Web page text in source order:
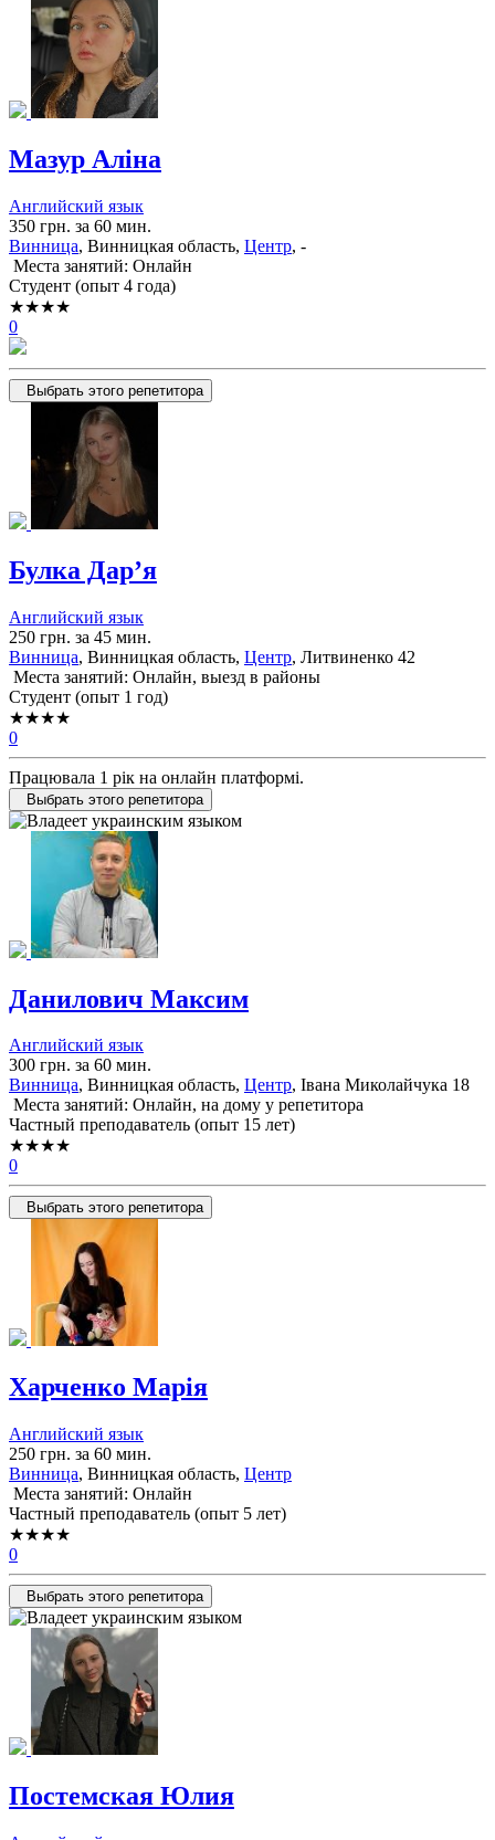
Мазур Аліна
Английский язык
350 грн. за 60 мин.
Винница, Винницкая область, Центр, -
Места занятий: Онлайн
Cтудент (опыт 4 года)
★★★★
0
Выбрать этого репетитора
Булка Дарʼя
Английский язык
250 грн. за 45 мин.
Винница, Винницкая область, Центр, Литвиненко 42
Места занятий: Онлайн, выезд в районы
Cтудент (опыт 1 год)
★★★★
0
Працювала 1 рік на онлайн платформі.
Выбрать этого репетитора
Данилович Максим
Английский язык
300 грн. за 60 мин.
Винница, Винницкая область, Центр, Івана Миколайчука 18
Места занятий: Онлайн, на дому у репетитора
Частный преподаватель (опыт 15 лет)
★★★★
0
Выбрать этого репетитора
Харченко Марія
Английский язык
250 грн. за 60 мин.
Винница, Винницкая область, Центр
Места занятий: Онлайн
Частный преподаватель (опыт 5 лет)
★★★★
0
Выбрать этого репетитора
Постемская Юлия